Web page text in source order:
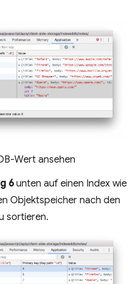
Wert ansehen
6unten auf einen Index wie
Objektspeicher nach den
sortieren.